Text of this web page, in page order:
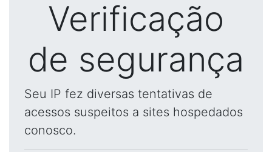
Verificação
de segurança
Seu IP fez diversas tentativas de
acessos suspeitos a sites hospedados
conosco.